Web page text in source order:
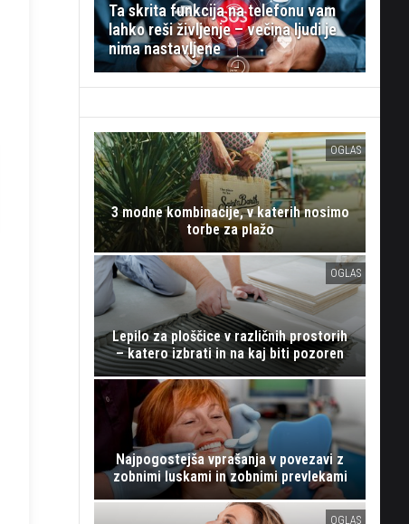
Ta skrita funkcija na telefonu vam
lahko reši življenje – večina ljudi je
nima nastavljene
OGLAS
3 modne kombinacije, v katerih nosimo
torbe za plažo
OGLAS
Lepilo za ploščice v različnih prostorih
– katero izbrati in na kaj biti pozoren
Najpogostejša vprašanja v povezavi z
zobnimi luskami in zobnimi prevlekami
OGLAS